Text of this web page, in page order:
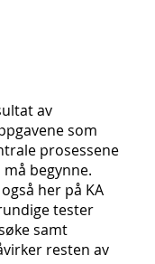
av
som
prosessene
begynne.
her på KA
tester
samt
resten av